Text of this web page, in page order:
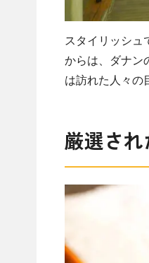
スタイリッシュ
からは、ダナン
は訪れた人々の
厳選さ